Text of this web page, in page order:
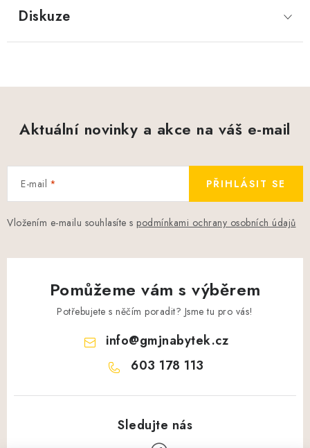
Diskuze
Aktuální novinky a akce na váš e-mail
E-mail
Vložením e-mailu souhlasíte s podmínkami ochrany osobních údajů
PŘIHLÁSIT SE
Pomůžeme vám s výběrem
Potřebujete s něčím poradit? Jsme tu pro vás!
info@gmjnabytek.cz
603 178 113